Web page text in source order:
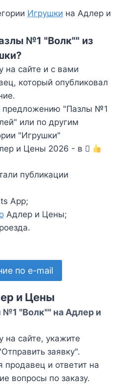
Игрушки на Адлер и
№1 "Волк"" из
на сайте и с вами
который опубликовал
предложению "Пазлы №1
или по другим
"Игрушки"
и Цены 2026 - в
публикации
App;
Адлер и Цены;
по e-mail
и Цены
№1 "Волк"" на Адлер и
на сайте, укажите
заявку".
и ответит на
вопросы по заказу.